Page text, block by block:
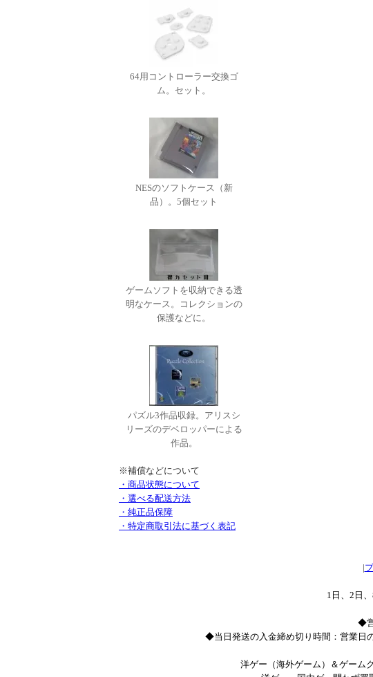
64用コントローラー交換ゴ
ム。セット。
NESのソフトケース（新
品）。5個セット
ゲームソフトを収納できる透
明なケース。コレクションの
保護などに。
パズル3作品収録。アリスシ
リーズのデベロッパーによる
作品。
※補償などについて
・商品状態について
・選べる配送方法
・純正品保障
・特定商取引法に基づく表記
|
1日、2日
◆
◆当日発送の入金締め切り時間：営業日
洋ゲー（海外ゲーム）＆ゲーム